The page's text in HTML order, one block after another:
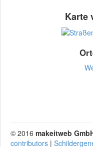
Karte
© 2016 makeitweb
contributors |